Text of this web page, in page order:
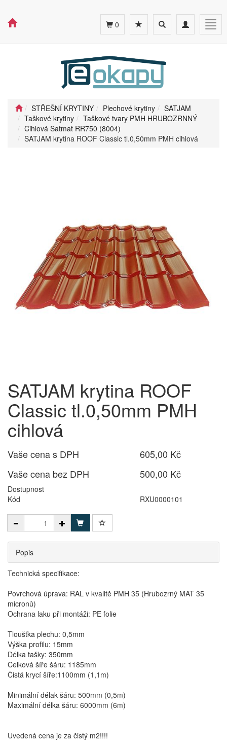
Toggle
navigation
Toggle
search
0
STŘEŠNÍ KRYTINY Plechové krytiny
SATJAM
Taškové krytiny
Taškové tvary PMH HRUBOZRNNÝ
Cihlová Satmat RR750 (8004)
SATJAM krytina ROOF Classic tl.0,50mm PMH cihlová
SATJAM krytina ROOF
Classic tl.0,50mm PMH
cihlová
Vaše cena s DPH
605,00 Kč
Vaše cena bez DPH
500,00 Kč
Dostupnost
Kód
RXU0000101
Popis
Technická specifikace:
Povrchová úprava: RAL v kvalitě PMH 35 (Hrubozrný MAT 35
micronů)
Ochrana laku při montáži: PE folie
Tloušťka plechu: 0,5mm
Výška profilu: 15mm
Délka tašky: 350mm
Celková šíře šáru: 1185mm
Čistá krycí šíře:1100mm (1,1m)
Minimální délak šáru: 500mm (0,5m)
Maximální délka šáru: 6000mm (6m)
Uvedená cena je za čistý m2!!!!